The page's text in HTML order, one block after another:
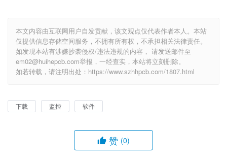
本文内容由互联网用户自发贡献，该文观点仅代表作者本人。本站
仅提供信息存储空间服务，不拥有所有权，不承担相关法律责任。
如发现本站有涉嫌抄袭侵权/违法违规的内容， 请发送邮件至
em02@huihepcb.com举报，一经查实，本站将立刻删除。
如若转载，请注明出处：https://www.szhhpcb.com/1807.html
下载 监控 软件
赞 (0)